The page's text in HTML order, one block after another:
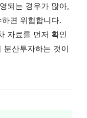
되는 경우가 많아,
면 위험합니다.
자료를 먼저 확인
분산투자하는 것이